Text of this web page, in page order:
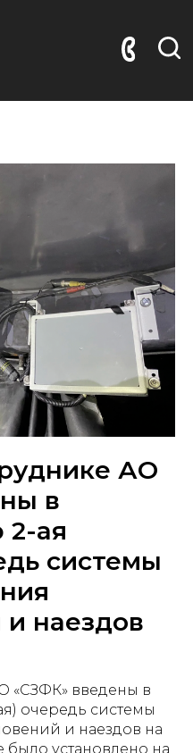
АО
в
2-ая
системы
и наездов
«СЗФК» введены в
очередь системы
и наездов на
установлено на